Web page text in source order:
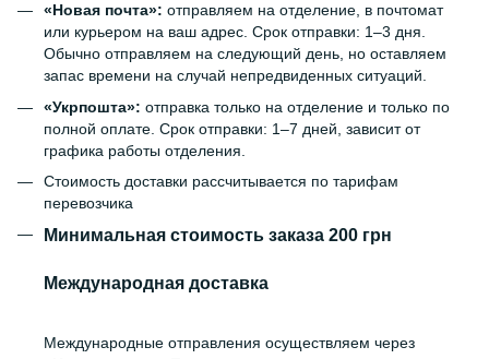
«Новая почта»: отправляем на отделение, в почтомат
или курьером на ваш адрес. Срок отправки: 1–3 дня.
Обычно отправляем на следующий день, но оставляем
запас времени на случай непредвиденных ситуаций.
«Укрпошта»: отправка только на отделение и только по
полной оплате. Срок отправки: 1–7 дней, зависит от
графика работы отделения.
Стоимость доставки рассчитывается по тарифам
перевозчика
Минимальная стоимость заказа 200 грн
Международная доставка
Международные отправления осуществляем через